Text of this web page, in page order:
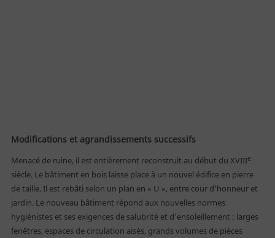
Modifications et agrandissements successifs
Menacé de ruine, il est entièrement reconstruit au début du XVIIIe
siècle. Le bâtiment en bois laisse place à un nouvel édifice en pierre
de taille. Il est rebâti selon un plan en « U », entre cour d’honneur et
jardin. Le nouveau bâtiment répond aux nouvelles normes
hygiénistes et ses exigences de salubrité et d’ensoleillement : larges
fenêtres, espaces de circulation aisés, grands volumes de pièces